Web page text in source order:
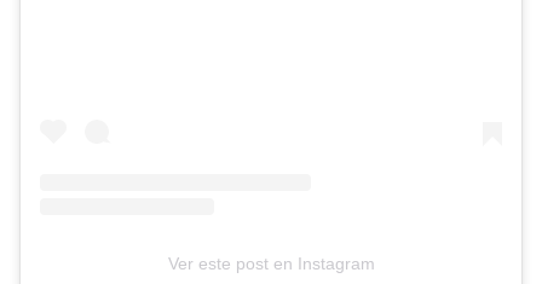
Ver este post en Instagram